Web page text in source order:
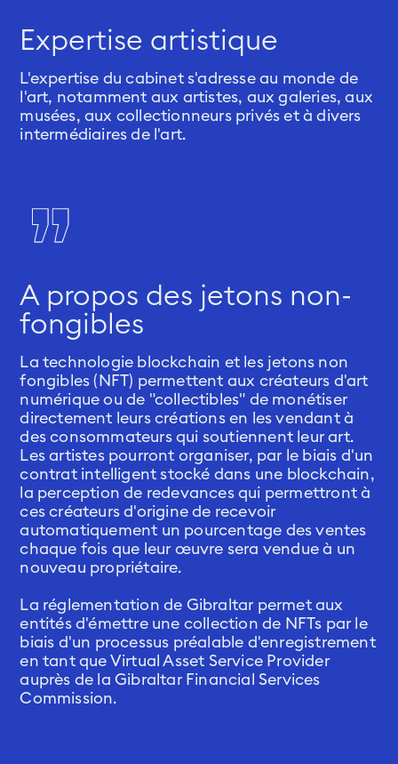
Expertise artistique
L'expertise du cabinet s'adresse au monde de
l'art, notamment aux artistes, aux galeries, aux
musées, aux collectionneurs privés et à divers
intermédiaires de l'art.
A propos des jetons non-
fongibles
La technologie blockchain et les jetons non
fongibles (NFT) permettent aux créateurs d'art
numérique ou de "collectibles" de monétiser
directement leurs créations en les vendant à
des consommateurs qui soutiennent leur art.
Les artistes pourront organiser, par le biais d'un
contrat intelligent stocké dans une blockchain,
la perception de redevances qui permettront à
ces créateurs d'origine de recevoir
automatiquement un pourcentage des ventes
chaque fois que leur œuvre sera vendue à un
nouveau propriétaire.
La réglementation de Gibraltar permet aux
entités d'émettre une collection de NFTs par le
biais d'un processus préalable d'enregistrement
en tant que Virtual Asset Service Provider
auprès de la Gibraltar Financial Services
Commission.